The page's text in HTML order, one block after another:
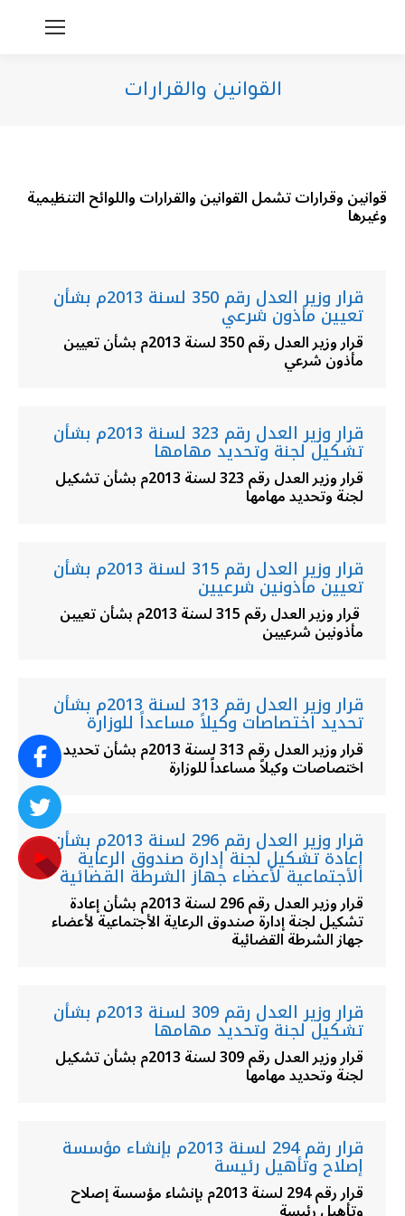
القوانين والقرارات
قوانين وقرارات تشمل القوانين والقرارات واللوائح التنظيمية
وغيرها
قرار وزير العدل رقم 350 لسنة 2013م بشأن
تعيين مأذون شرعي
قرار وزير العدل رقم 350 لسنة 2013م بشأن تعيين
مأذون شرعي
قرار وزير العدل رقم 323 لسنة 2013م بشأن
تشكيل لجنة وتحديد مهامها
قرار وزير العدل رقم 323 لسنة 2013م بشأن تشكيل
لجنة وتحديد مهامها
قرار وزير العدل رقم 315 لسنة 2013م بشأن
تعيين مأذونين شرعيين
قرار وزير العدل رقم 315 لسنة 2013م بشأن تعيين
مأذونين شرعيين
قرار وزير العدل رقم 313 لسنة 2013م بشأن
تحديد اختصاصات وكيلاً مساعداً للوزارة
قرار وزير العدل رقم 313 لسنة 2013م بشأن تحديد
اختصاصات وكيلاً مساعداً للوزارة
قرار وزير العدل رقم 296 لسنة 2013م بشأن
إعادة تشكيل لجنة إدارة صندوق الرعاية
الأجتماعية لأعضاء جهاز الشرطة القضائية
قرار وزير العدل رقم 296 لسنة 2013م بشأن إعادة
تشكيل لجنة إدارة صندوق الرعاية الأجتماعية لأعضاء
جهاز الشرطة القضائية
قرار وزير العدل رقم 309 لسنة 2013م بشأن
تشكيل لجنة وتحديد مهامها
قرار وزير العدل رقم 309 لسنة 2013م بشأن تشكيل
لجنة وتحديد مهامها
قرار رقم 294 لسنة 2013م بإنشاء مؤسسة
إصلاح وتأهيل رئيسة
قرار رقم 294 لسنة 2013م بإنشاء مؤسسة إصلاح